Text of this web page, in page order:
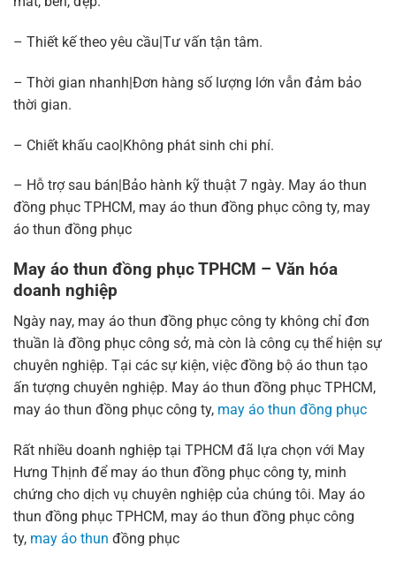
– Thiết kế theo yêu cầu|Tư vấn tận tâm.
– Thời gian nhanh|Đơn hàng số lượng lớn vẫn đảm bảo
thời gian.
– Chiết khấu cao|Không phát sinh chi phí.
– Hỗ trợ sau bán|Bảo hành kỹ thuật 7 ngày. May áo thun
đồng phục TPHCM, may áo thun đồng phục công ty, may
áo thun đồng phục
May áo thun đồng phục TPHCM – Văn hóa
doanh nghiệp
Ngày nay, may áo thun đồng phục công ty không chỉ đơn
thuần là đồng phục công sở, mà còn là công cụ thể hiện sự
chuyên nghiệp. Tại các sự kiện, việc đồng bộ áo thun tạo
ấn tượng chuyên nghiệp. May áo thun đồng phục TPHCM,
may áo thun đồng phục công ty, may áo thun đồng phục
Rất nhiều doanh nghiệp tại TPHCM đã lựa chọn với May
Hưng Thịnh để may áo thun đồng phục công ty, minh
chứng cho dịch vụ chuyên nghiệp của chúng tôi. May áo
thun đồng phục TPHCM, may áo thun đồng phục công
ty, may áo thun đồng phục